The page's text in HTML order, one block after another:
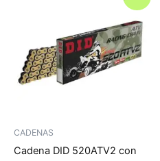
CADENAS
Cadena DID 520ATV2 con